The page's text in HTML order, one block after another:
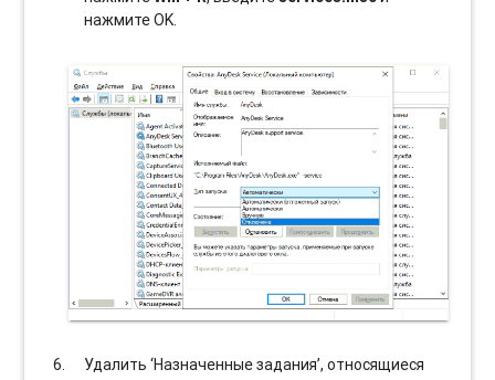
нажмите OK.
Удалить ‘Назначенные задания’, относящиеся